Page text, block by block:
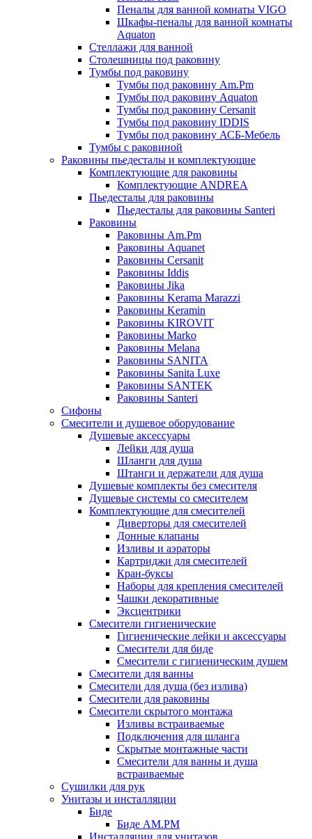
Пеналы для ванной комнаты VIGO
Шкафы-пеналы для ванной комнаты
Aquaton
Стеллажи для ванной
Столешницы под раковину
Тумбы под раковину
Тумбы под раковину Am.Pm
Тумбы под раковину Aquaton
Тумбы под раковину Cersanit
Тумбы под раковину IDDIS
Тумбы под раковину АСБ-Мебель
Тумбы с раковиной
Раковины пьедесталы и комплектующие
Комплектующие для раковины
Комплектующие ANDREA
Пьедесталы для раковины
Пьедесталы для раковины Santeri
Раковины
Раковины Am.Pm
Раковины Aquanet
Раковины Cersanit
Раковины Iddis
Раковины Jika
Раковины Kerama Marazzi
Раковины Keramin
Раковины KIROVIT
Раковины Marko
Раковины Melana
Раковины SANITA
Раковины Sanita Luxe
Раковины SANTEK
Раковины Santeri
Сифоны
Смесители и душевое оборудование
Душевые аксессуары
Лейки для душа
Шланги для душа
Штанги и держатели для душа
Душевые комплекты без смесителя
Душевые системы со смесителем
Комплектующие для смесителей
Диверторы для смесителей
Донные клапаны
Изливы и аэраторы
Картриджи для смесителей
Кран-буксы
Наборы для крепления смесителей
Чашки декоративные
Эксцентрики
Смесители гигиенические
Гигиенические лейки и аксессуары
Смесители для биде
Смесители с гигиеническим душем
Смесители для ванны
Смесители для душа (без излива)
Смесители для раковины
Смесители скрытого монтажа
Изливы встраиваемые
Подключения для шланга
Скрытые монтажные части
Смесители для ванны и душа
встраиваемые
Сушилки для рук
Унитазы и инсталляции
Биде
Биде AM.PM